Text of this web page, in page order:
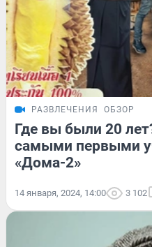
РАЗВЛЕЧЕНИЯ ОБЗОР
Где вы были 20
самыми первыми
«Дома-2»
14 января, 2024, 14:00 3 102